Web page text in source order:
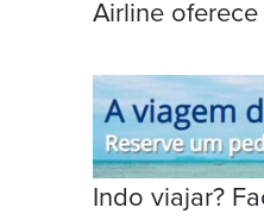
Airline
Indo viajar?